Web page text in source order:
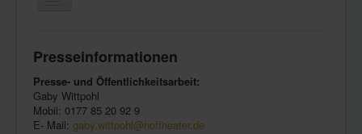
Freundeskreis
Galerie
Presseinformationen
Presse- und Öffentlichkeitsarbeit:
Gaby Wittpohl
Mobil: 0177 85 20 92 9
E- Mail: gaby.wittpohl@hoftheater.de